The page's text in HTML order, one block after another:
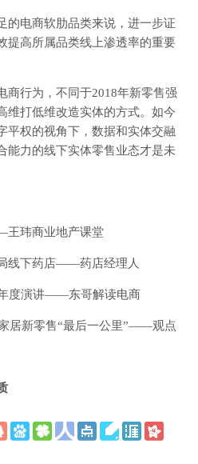
的电商软肋品类来说，进一步证
提高所属品类线上渗透率的重要
商行为，不同于2018年新零售强
维打低维改造实体的方式。如今
平权的视角下，数据和实体交融
能力的线下实体零售业态才是未
玮商业地产课堂
线下药店——药店经理人
度演讲——东哥解读电商
居新零售“最后一公里”——观点